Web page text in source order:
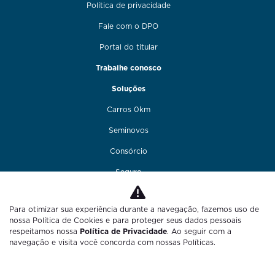
Política de privacidade
Fale com o DPO
Portal do titular
Trabalhe conosco
Soluções
Carros 0km
Seminovos
Consórcio
Seguro
Financiamento
Funilaria e pintura
Fale conosco
Para otimizar sua experiência durante a navegação, fazemos uso de
nossa Política de Cookies e para proteger seus dados pessoais
respeitamos nossa Política de Privacidade. Ao seguir com a
navegação e visita você concorda com nossas Políticas.